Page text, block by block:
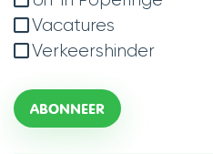
Vacatures
Verkeershinder
ABONNEER